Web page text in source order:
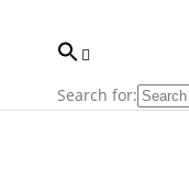
Search for: